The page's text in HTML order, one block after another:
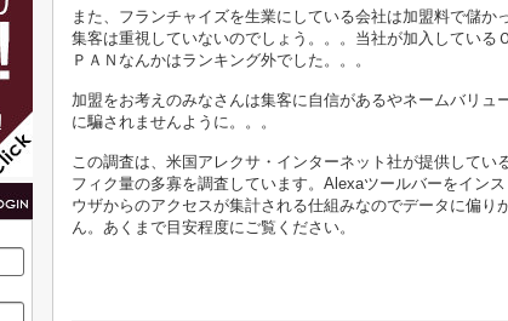
また、フランチャイズを生業にしている会社は加盟料で儲か
集客は重視していないのでしょう。。。当社が加入してい
ＰＡＮなんかはランキング外でした。。。
加盟をお考えのみなさんは集客に自信があるやネームバリュ
に騙されませんように。。。
この調査は、米国アレクサ・インターネット社が提供してい
フィク量の多寡を調査しています。 Alexaツールバーをイン
ウザからのアクセスが集計される仕組みなのでデータに偏り
ん。あくまで目安程度にご覧ください。